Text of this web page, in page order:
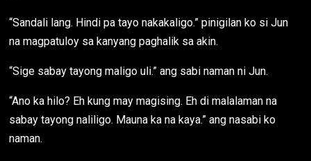
“Sandali lang. Hindi pa tayo nakakaligo.” pinigilan ko si Jun
na magpatuloy sa kanyang paghalik sa akin.
“Sige sabay tayong maligo uli.” ang sabi naman ni Jun.
“Ano ka hilo? Eh kung may magising. Eh di malalaman na
sabay tayong naliligo. Mauna ka na kaya.” ang nasabi ko
naman.